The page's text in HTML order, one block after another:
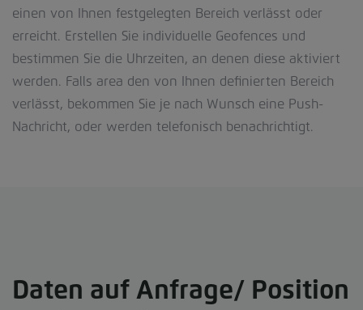
einen von Ihnen festgelegten Bereich verlässt oder
erreicht. Erstellen Sie individuelle Geofences und
bestimmen Sie die Uhrzeiten, an denen diese aktiviert
werden. Falls area den von Ihnen definierten Bereich
verlässt, bekommen Sie je nach Wunsch eine Push-
Nachricht, oder werden telefonisch benachrichtigt.
Daten auf Anfrage/ Position